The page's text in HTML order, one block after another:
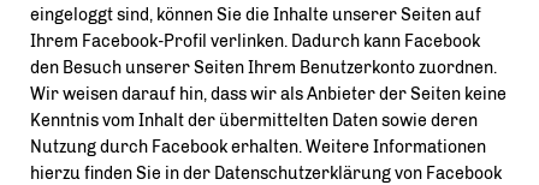
eingeloggt sind, können Sie die Inhalte unserer Seiten auf
Ihrem Facebook-Profil verlinken. Dadurch kann Facebook
den Besuch unserer Seiten Ihrem Benutzerkonto zuordnen.
Wir weisen darauf hin, dass wir als Anbieter der Seiten keine
Kenntnis vom Inhalt der übermittelten Daten sowie deren
Nutzung durch Facebook erhalten. Weitere Informationen
hierzu finden Sie in der Datenschutzerklärung von Facebook